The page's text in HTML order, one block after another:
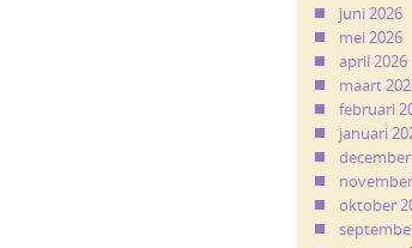
juni 2026
mei 2026
april 2026
maart
februari
januari
oktober